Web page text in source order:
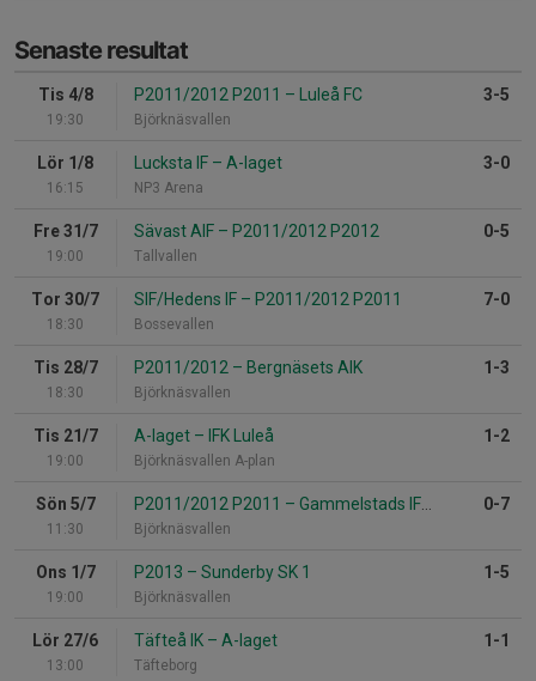
Senaste resultat
Tis 4/8
19:30
P2011/2012 P2011 – Luleå FC
Björknäsvallen
3-5
Lör 1/8
16:15
Lucksta IF – A-laget
NP3 Arena
3-0
Fre 31/7
19:00
Sävast AIF – P2011/2012 P2012
Tallvallen
0-5
Tor 30/7
18:30
SIF/Hedens IF – P2011/2012 P2011
Bossevallen
7-0
Tis 28/7
18:30
P2011/2012 – Bergnäsets AIK
Björknäsvallen
1-3
Tis 21/7
19:00
A-laget – IFK Luleå
Björknäsvallen A-plan
1-2
Sön 5/7
11:30
P2011/2012 P2011 – Gammelstads IF Grön
Björknäsvallen
0-7
Ons 1/7
19:00
P2013 – Sunderby SK 1
Björknäsvallen
1-5
Lör 27/6
13:00
Täfteå IK – A-laget
Täfteborg
1-1